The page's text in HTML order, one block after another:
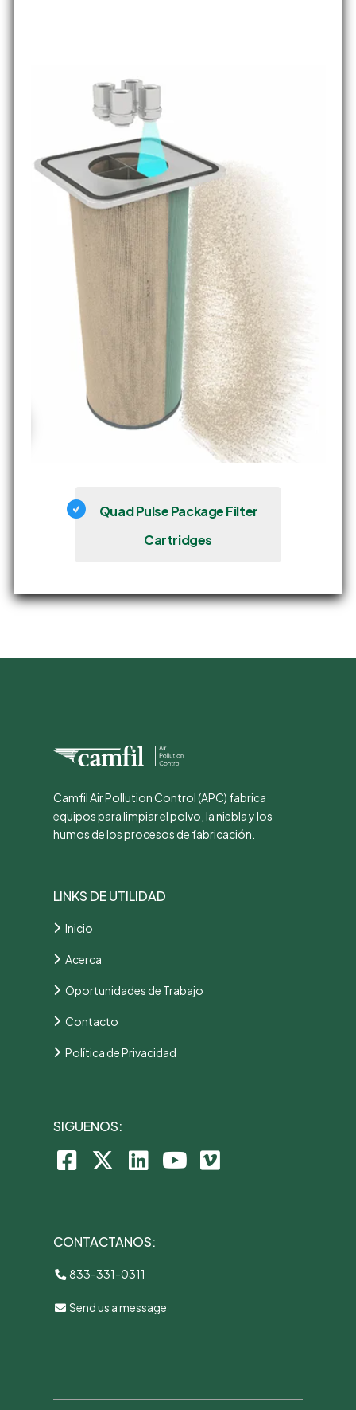
Quad Pulse Package Filter
Cartridges
Camfil Air Pollution Control (APC) fabrica
equipos para limpiar el polvo, la niebla y los
humos de los procesos de fabricación.
LINKS DE UTILIDAD
Inicio
Acerca
Oportunidades de Trabajo
Contacto
Política de Privacidad
SIGUENOS:
CONTACTANOS:
833-331-0311
Send us a message